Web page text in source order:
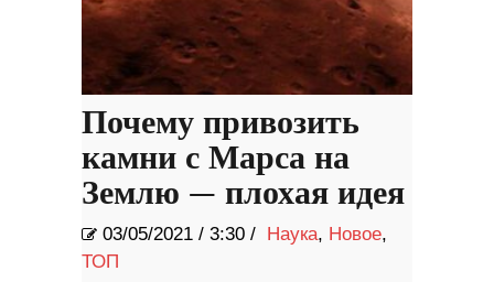
Почему привозить
камни с Марса на
Землю — плохая идея
03/05/2021 / 3:30 / Наука, Новое,
ТОП